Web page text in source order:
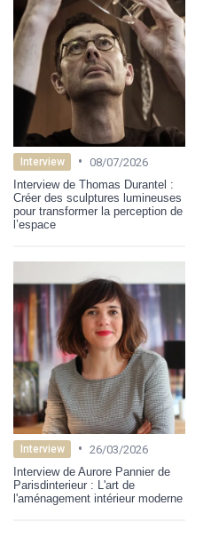
Interview • 08/07/2026
Interview de Thomas Durantel :
Créer des sculptures lumineuses
pour transformer la perception de
l’espace
Interview • 26/03/2026
Interview de Aurore Pannier de
Parisdinterieur : L'art de
l'aménagement intérieur moderne